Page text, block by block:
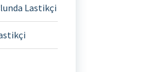
Lastikçi